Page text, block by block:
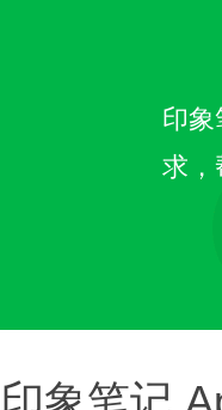
印
求，